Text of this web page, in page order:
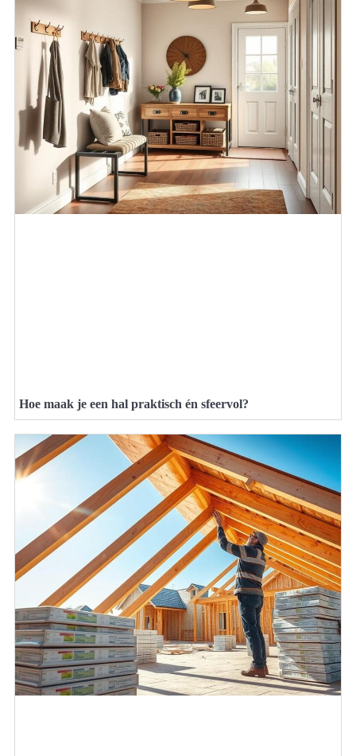
Hoe maak je een hal praktisch én sfeervol?